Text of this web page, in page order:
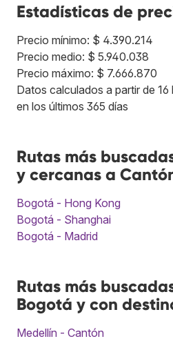
Estadísticas de
Precio mínimo: $ 4.390.214
Precio medio: $ 5.940.038
Precio máximo: $ 7.666.870
Datos calculados a partir de
en los últimos 365 días
Rutas más
y cercanas a
Bogotá - Hong Kong
Bogotá - Shanghai
Bogotá - Madrid
Rutas más
Bogotá y con
Medellín - Cantón